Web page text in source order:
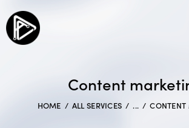
Content
HOME ALL SERVICES ...